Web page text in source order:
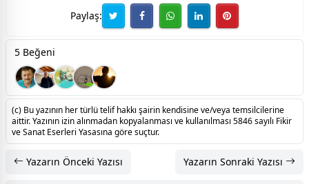
Paylaş:
5 Beğeni
(c) Bu yazının her türlü telif hakkı şairin kendisine ve/veya temsilcilerine
aittir. Yazının izin alınmadan kopyalanması ve kullanılması 5846 sayılı Fikir
ve Sanat Eserleri Yasasına göre suçtur.
Yazarın Önceki Yazısı Yazarın Sonraki Yazısı